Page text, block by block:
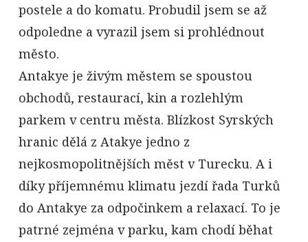
postele a do komatu. Probudil jsem se až
odpoledne a vyrazil jsem si prohlédnout
město.
Antakye je živým městem se spoustou
obchodů, restaurací, kin a rozlehlým
parkem v centru města. Blízkost Syrských
hranic dělá z Atakye jedno z
nejkosmopolitnějších měst v Turecku. A i
díky příjemnému klimatu jezdí řada Turků
do Antakye za odpočinkem a relaxací. To je
patrné zejména v parku, kam chodí běhat